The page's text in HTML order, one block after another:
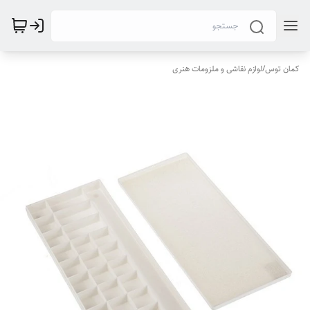
کمان توس/لوازم نقاشی و ملزومات هنری